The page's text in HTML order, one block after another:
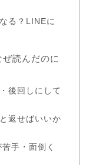
る？LINEに
読んだのに
後回しにして
返せばいいか
手・面倒く